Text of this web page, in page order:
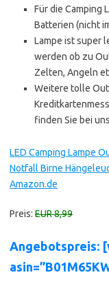
Für die Camping
Batterien (nicht
Lampe ist super
werden ob zu
Zelten, Angeln
Weitere tolle
finden Sie bei
LED Camping Lampe
Notfall Birne
Amazon.de
Preis: EUR 8,99
Angebotspreis: